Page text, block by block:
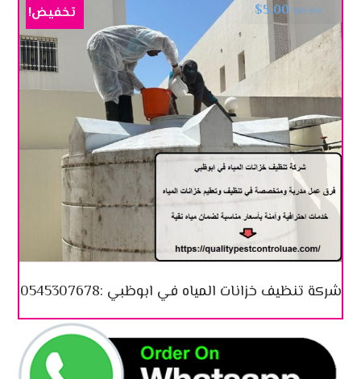
شركة تنظيف خزانات المياه في ابوظبي :0545307678
$10.00
$5.00 تخفيض!